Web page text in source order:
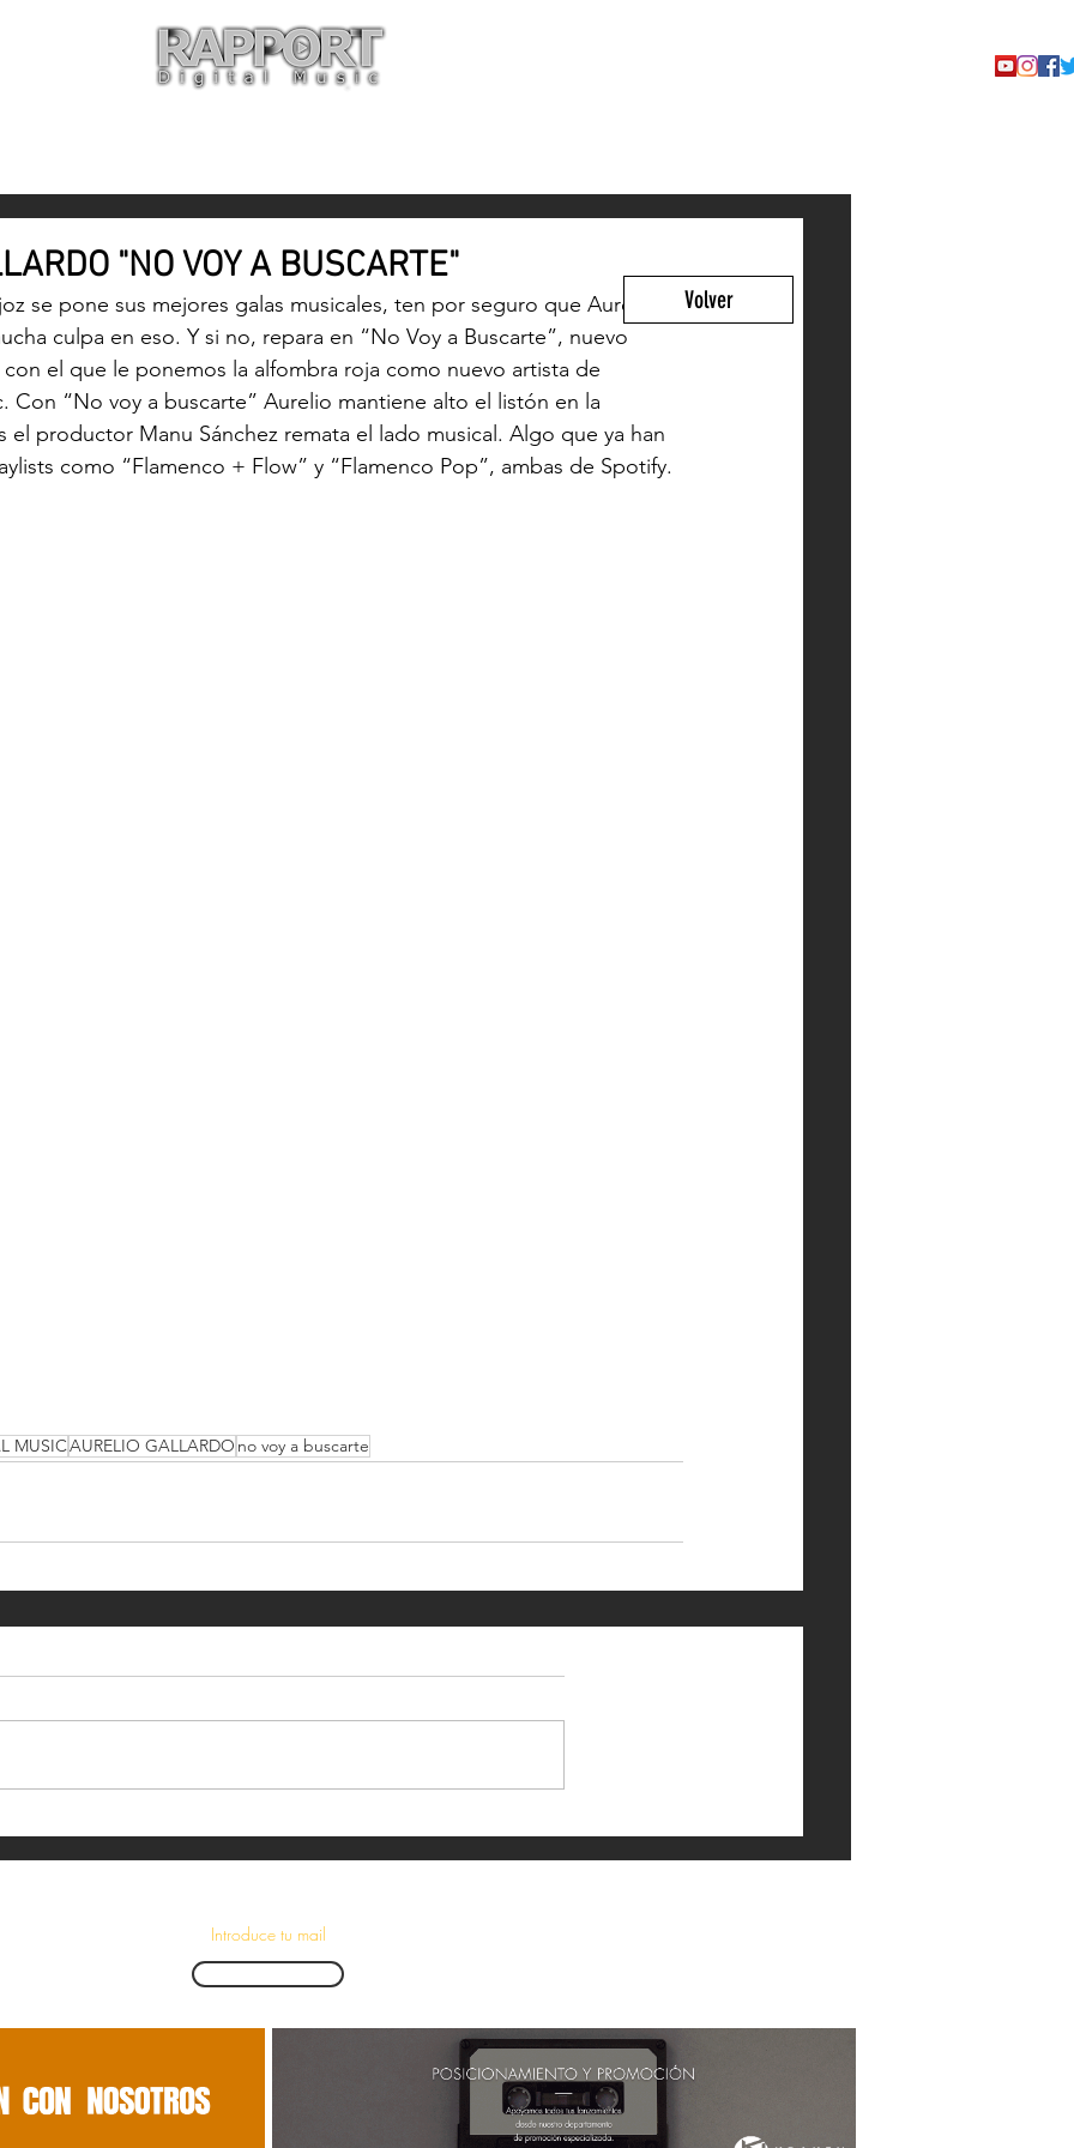
"NO VOY A BUSCARTE"
se pone sus mejores galas musicales, ten por seguro que Aurelio
culpa en eso. Y si no, repara en “No Voy a Buscarte”, nuevo
el que le ponemos la alfombra roja como nuevo artista de
Con “No voy a buscarte” Aurelio mantiene alto el listón en la
el productor Manu Sánchez remata el lado musical. Algo que ya han
como “Flamenco + Flow” y “Flamenco Pop”, ambas de Spotify.
MUSICAURELIO GALLARDO no voy a buscarte
Volver